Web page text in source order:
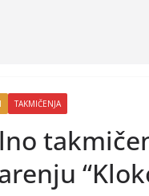
TAKMIČENJA